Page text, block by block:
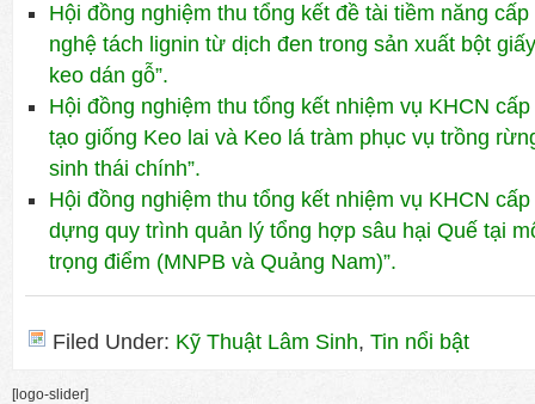
Hội đồng nghiệm thu tổng kết đề tài tiềm năng
nghệ tách lignin từ dịch đen trong sản xuất bột
keo dán gỗ”.
Hội đồng nghiệm thu tổng kết nhiệm vụ KHCN
tạo giống Keo lai và Keo lá tràm phục vụ trồng
sinh thái chính”.
Hội đồng nghiệm thu tổng kết nhiệm vụ KHCN
dựng quy trình quản lý tổng hợp sâu hại Quế tại
trọng điểm (MNPB và Quảng Nam)”.
Filed Under: Kỹ Thuật Lâm Sinh, Tin nổi bật
[logo-slider]